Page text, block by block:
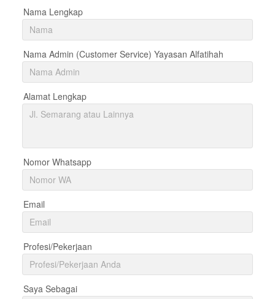
Nama Lengkap
Nama Admin (Customer Service) Yayasan Alfatihah
Alamat Lengkap
Nomor Whatsapp
Email
Profesi/Pekerjaan
Saya Sebagai